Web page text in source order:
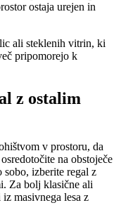
ostaja urejen in
ali steklenih vitrin, ki
pripomorejo k
z ostalim
v prostoru, da
na obstoječe
sobo, izberite regal z
Za bolj klasične ali
masivnega lesa z